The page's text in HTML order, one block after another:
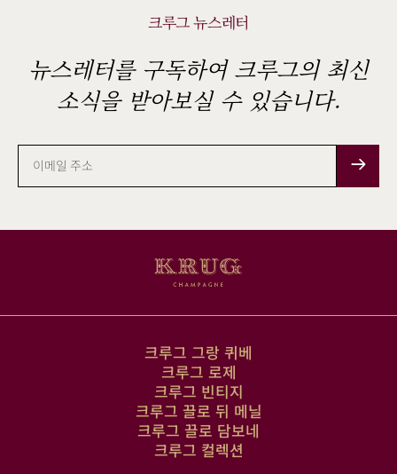
크루그 뉴스레터
뉴스레터를 구독하여 크루그의 최신
소식을 받아보실 수 있습니다.
이
메
일
주
소
크루그 그랑 퀴베
크루그 로제
크루그 빈티지
크루그 끌로 뒤 메닐
크루그 끌로 담보네
크루그 컬렉션